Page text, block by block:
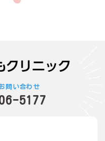
問い合わせ
5177